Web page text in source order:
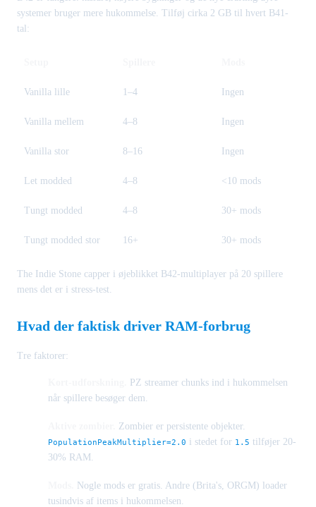
systemer bruger mere hukommelse. Tilføj cirka 2 GB til hvert B41-
tal:
Vanilla lille 1–4 Ingen
Vanilla mellem 4–8 Ingen
Vanilla stor 8–16 Ingen
Let modded 4–8 <10 mods
Tungt modded 4–8 30+ mods
Tungt modded stor 16+ 30+ mods
The Indie Stone capper i øjeblikket B42-multiplayer på 20 spillere
mens det er i stress-test.
Hvad der faktisk driver RAM-forbrug
Tre faktorer:
PZ streamer chunks ind i hukommelsen
når spillere besøger dem.
Zombier er persistente objekter.
PopulationPeakMultiplier=2.0 i stedet for 1.5 tilføjer 20-
30% RAM.
Nogle mods er gratis. Andre (Brita's, ORGM) loader
tusindvis af items i hukommelsen.